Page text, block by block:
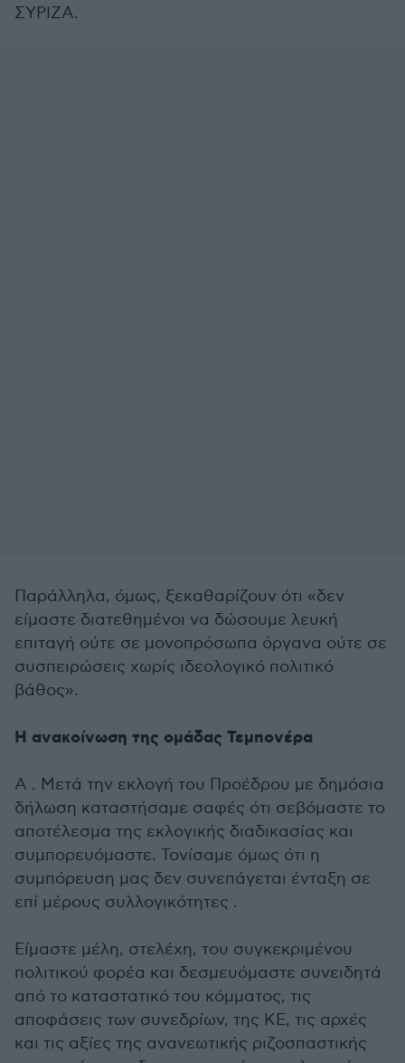
ΣΥΡΙΖΑ.
Παράλληλα, όμως, ξεκαθαρίζουν ότι «δεν
είμαστε διατεθημένοι να δώσουμε λευκή
επιταγή ούτε σε μονοπρόσωπα όργανα ούτε σε
συσπειρώσεις χωρίς ιδεολογικό πολιτικό
βάθος».
Η ανακοίνωση της ομάδας Τεμπονέρα
Α . Μετά την εκλογή του Προέδρου με δημόσια
δήλωση καταστήσαμε σαφές ότι σεβόμαστε το
αποτέλεσμα της εκλογικής διαδικασίας και
συμπορευόμαστε. Τονίσαμε όμως ότι η
συμπόρευση μας δεν συνεπάγεται ένταξη σε
επί μέρους συλλογικότητες .
Είμαστε μέλη, στελέχη, του συγκεκριμένου
πολιτικού φορέα και δεσμευόμαστε συνειδητά
από το καταστατικό του κόμματος, τις
αποφάσεις των συνεδρίων, της ΚΕ, τις αρχές
και τις αξίες της ανανεωτικής ριζοσπαστικής